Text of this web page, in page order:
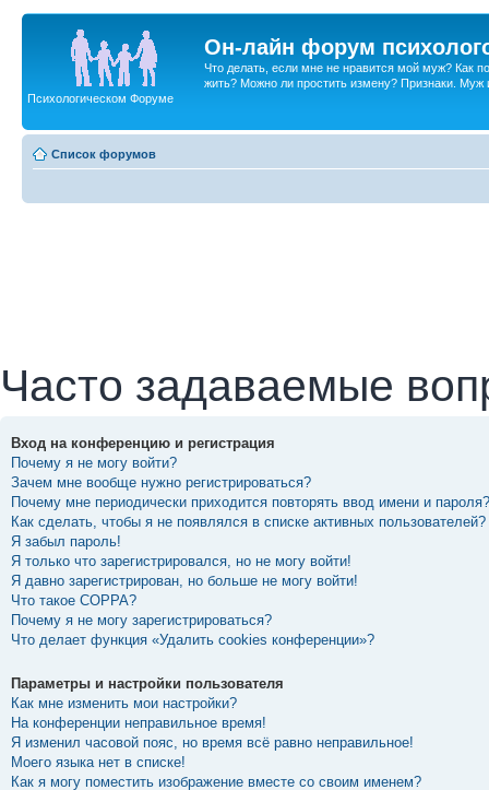
Он-лайн форум
Что делать, если мне не нравится мой муж? Как
жить? Можно ли простить измену? Признаки. Муж
Психологическом Форуме
Список форумов
Часто задаваемые
Вход на конференцию и регистрация
Почему я не могу войти?
Зачем мне вообще нужно регистрироваться?
Почему мне периодически приходится повторять ввод имени и пароля?
Как сделать, чтобы я не появлялся в списке активных пользователей?
Я забыл пароль!
Я только что зарегистрировался, но не могу войти!
Я давно зарегистрирован, но больше не могу войти!
Что такое COPPA?
Почему я не могу зарегистрироваться?
Что делает функция «Удалить cookies конференции»?
Параметры и настройки пользователя
Как мне изменить мои настройки?
На конференции неправильное время!
Я изменил часовой пояс, но время всё равно неправильное!
Моего языка нет в списке!
Как я могу поместить изображение вместе со своим именем?